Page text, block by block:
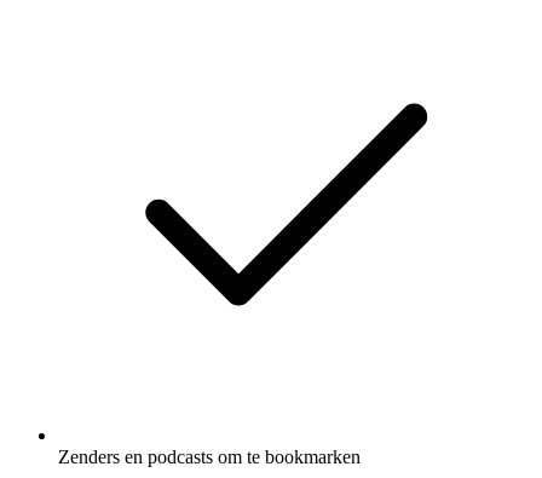
Zenders en podcasts om te bookmarken